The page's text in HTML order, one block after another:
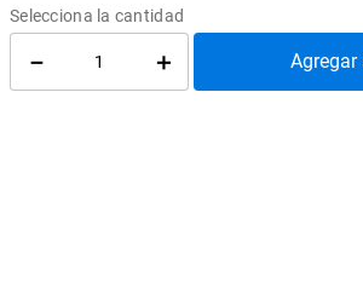
＋
－
@EdicionesUC